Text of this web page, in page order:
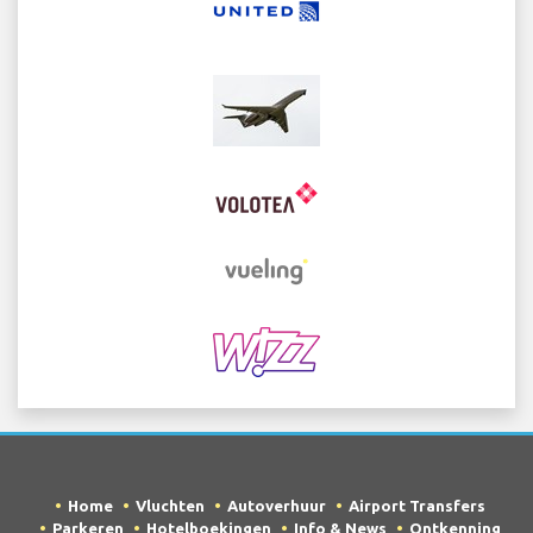
Home Vluchten Autoverhuur
Airport Transfers
Parkeren
Hotelboekingen Info & News Ontkenning